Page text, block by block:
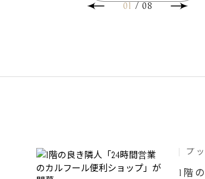
01 / 08
プ
1階